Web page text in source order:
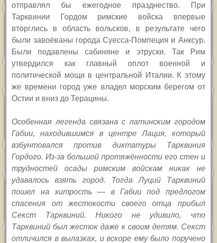
отправлял бы ежегодное празднество. При
Тарквинии Гордом римские войска впервые
вторглись в область вольсков, в результате чего
были завоёваны города Суесса-Помпеция и Анксур.
Были подавлены сабиняне и этруски. Так Рим
утвердился как главный оплот военной и
политической мощи в центральной Италии. К этому
же времени город уже владел морским берегом от
Остии и вниз до Терацины.
Особенная легенда связана с латинским городом
Габии, находившимся в центре Лация, который
взбунтовался против диктатуры Тарквиния
Гордого. Из-за большой протяжённости его стен и
трудностей осады римским войскам никак не
удавалось взять город. Тогда Луций Тарквиний
пошел на хитрость — в Габии под предлогом
спасения от жестокости своего отца прибыл
Секст Тарквиний. Никого не удивило, что
Тарквиний был жесток даже к своим детям. Секст
отличился в вылазках, и вскоре ему было поручено